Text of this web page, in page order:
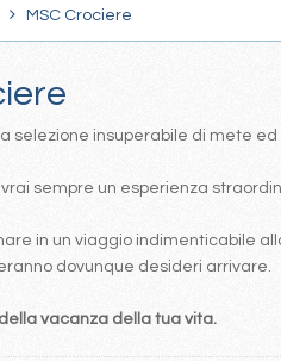
MSC Crociere
selezione insuperabile di mete
sempre un esperienza
in un viaggio indimenticabile
dovunque desideri arrivare.
vacanza della tua vita.